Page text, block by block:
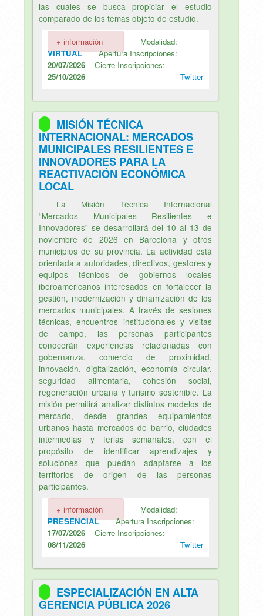
las cuales se busca propiciar el estudio
comparado de los temas objeto de estudio.
+ información
Modalidad:
VIRTUALApertura Inscripciones:
20/07/2026Cierre Inscripciones:
25/10/2026
Twitter
MISIÓN TÉCNICA
INTERNACIONAL: MERCADOS
MUNICIPALES RESILIENTES E
INNOVADORES PARA LA
REACTIVACIÓN ECONÓMICA
LOCAL
La Misión Técnica Internacional
“Mercados Municipales Resilientes e
Innovadores” se desarrollará del 10 al 13 de
noviembre de 2026 en Barcelona y otros
municipios de su provincia. La actividad está
orientada a autoridades, directivos, gestores y
equipos técnicos de gobiernos locales
iberoamericanos interesados en fortalecer la
gestión, modernización y dinamización de los
mercados municipales. A través de sesiones
técnicas, encuentros institucionales y visitas
de campo, las personas participantes
conocerán experiencias relacionadas con
gobernanza, comercio de proximidad,
innovación, digitalización, economía circular,
seguridad alimentaria, cohesión social,
regeneración urbana y turismo sostenible. La
misión permitirá analizar distintos modelos de
mercado, desde grandes equipamientos
urbanos hasta mercados de barrio, ciudades
intermedias y ferias semanales, con el
propósito de identificar aprendizajes y
soluciones que puedan adaptarse a los
territorios de origen de las personas
participantes.
+ información
Modalidad:
PRESENCIALApertura Inscripciones:
17/07/2026Cierre Inscripciones:
08/11/2026
Twitter
ESPECIALIZACIÓN EN ALTA
GERENCIA PÚBLICA 2026